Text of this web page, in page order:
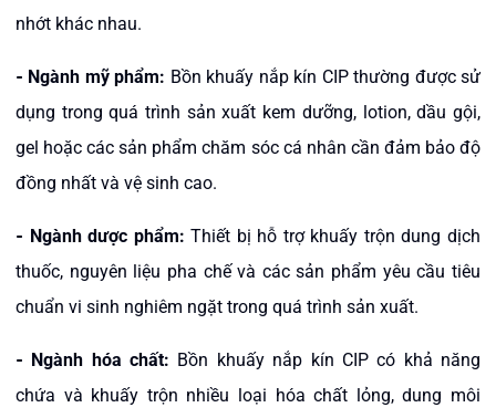
nhớt khác nhau.
- Ngành mỹ phẩm: Bồn khuấy nắp kín CIP thường được sử
dụng trong quá trình sản xuất kem dưỡng, lotion, dầu gội,
gel hoặc các sản phẩm chăm sóc cá nhân cần đảm bảo độ
đồng nhất và vệ sinh cao.
- Ngành dược phẩm:Thiết bị hỗ trợ khuấy trộn dung dịch
thuốc, nguyên liệu pha chế và các sản phẩm yêu cầu tiêu
chuẩn vi sinh nghiêm ngặt trong quá trình sản xuất.
- Ngành hóa chất: Bồn khuấy nắp kín CIP có khả năng
chứa và khuấy trộn nhiều loại hóa chất lỏng, dung môi